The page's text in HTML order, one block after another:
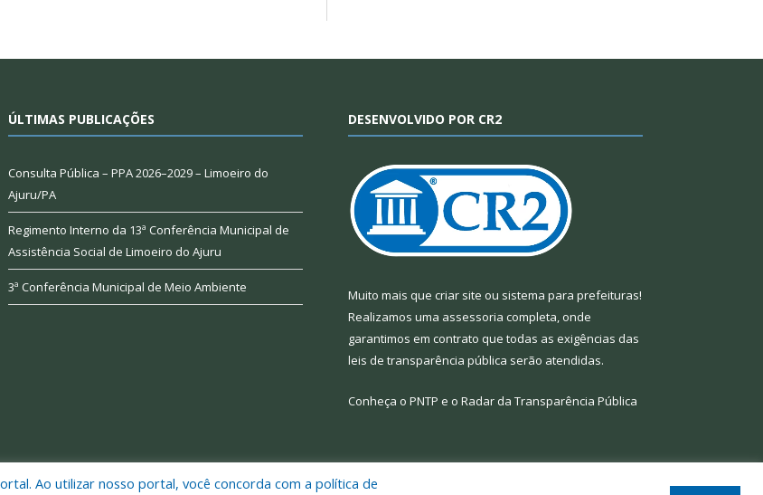
ÚLTIMAS PUBLICAÇÕES
Consulta Pública – PPA 2026–2029 – Limoeiro do
Ajuru/PA
Regimento Interno da 13ª Conferência Municipal de
Assistência Social de Limoeiro do Ajuru
3ª Conferência Municipal de Meio Ambiente
DESENVOLVIDO POR CR2
Muito mais que criar site ou sistema para prefeituras!
Realizamos uma assessoria completa, onde
garantimos em contrato que todas as exigências das
leis de transparência pública serão atendidas.
Conheça o PNTP e o Radar da Transparência Pública
Ao utilizar nosso portal, você concorda com a política de